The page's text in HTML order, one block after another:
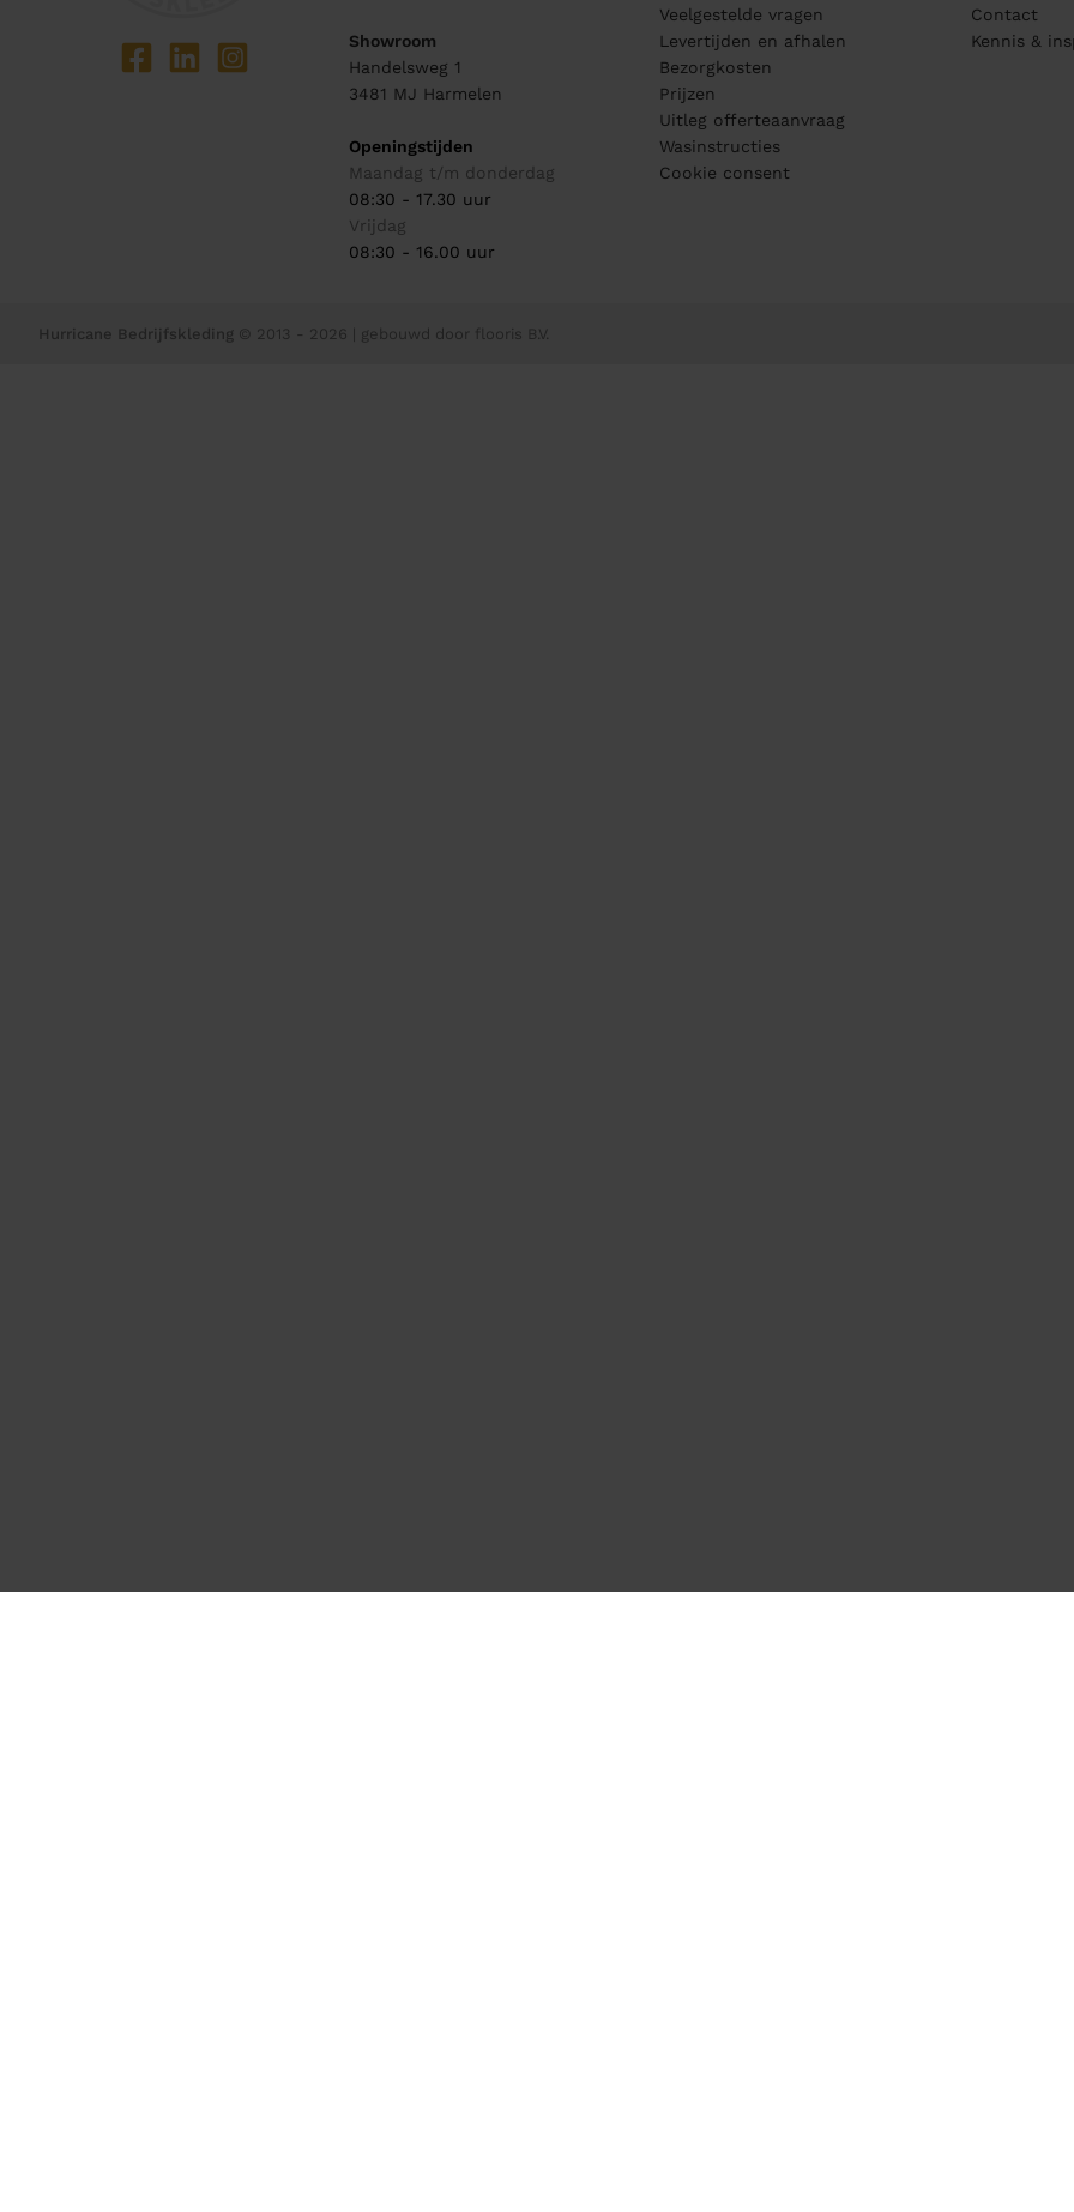
Showroom
Handelsweg 1
3481 MJ Harmelen
Openingstijden
Maandag t/m donderdag
08:30 - 17.30 uur
Vrijdag
08:30 - 16.00 uur
Veelgestelde vragen
Levertijden en afhalen
Bezorgkosten
Prijzen
Uitleg offerteaanvraag
Wasinstructies
Cookie consent
Contact
Kennis &
Hurricane Bedrijfskleding © 2013 - 2026 | gebouwd door flooris B.V.